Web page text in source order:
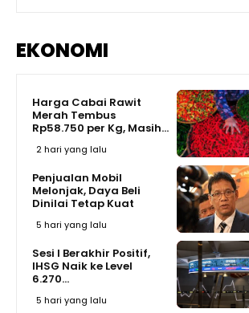
EKONOMI
Harga Cabai Rawit
Merah Tembus
Rp58.750 per Kg, Masih...
2 hari yang lalu
Penjualan Mobil
Melonjak, Daya Beli
Dinilai Tetap Kuat
5 hari yang lalu
Sesi I Berakhir Positif,
IHSG Naik ke Level
6.270...
5 hari yang lalu